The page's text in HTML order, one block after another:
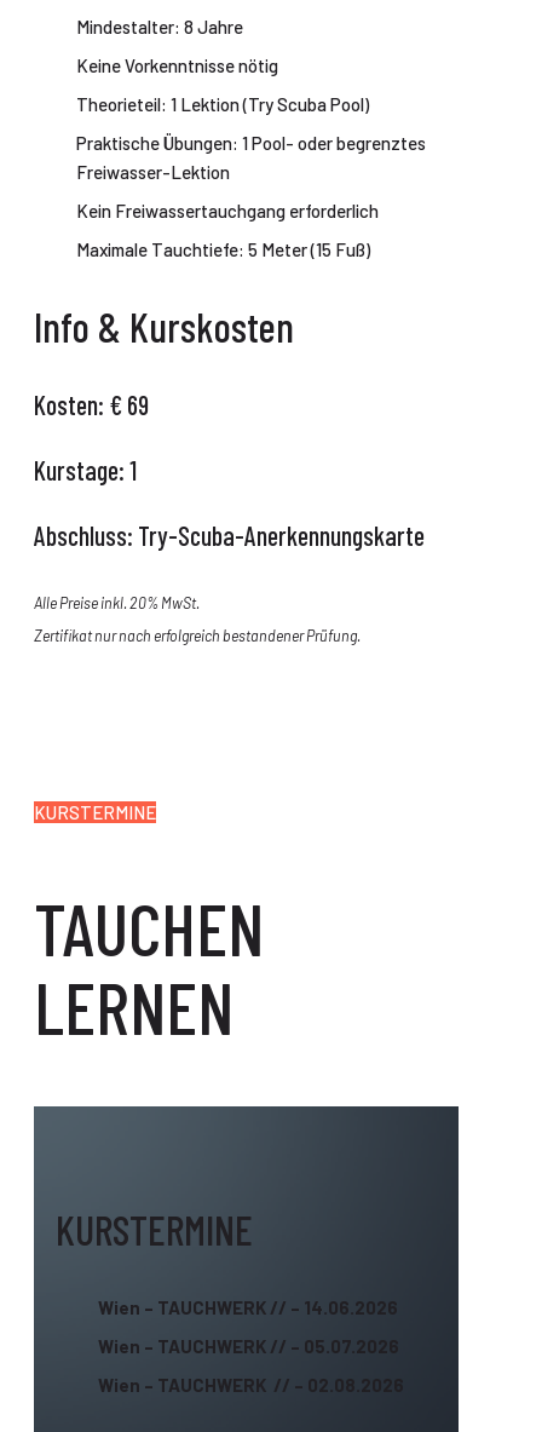
Anfänger //
Mindestalter: 8 Jahre
Keine Vorkenntnisse nötig
Theorieteil: 1 Lektion (Try Scuba Pool)
Praktische Übungen: 1 Pool- oder begrenztes
Freiwasser-Lektion
Kein Freiwassertauchgang erforderlich
Maximale Tauchtiefe: 5 Meter (15 Fuß)
Info & Kurskosten
Kosten: €69
Kurstage:1
Abschluss: Try-Scuba-Anerkennungskarte
Alle Preise inkl. 20% MwSt.
Zertifikat nur nach erfolgreich bestandener Prüfung.
KURSTERMINE
TAUCHEN
LERNEN
KURSTERMINE
Wien – TAUCHWERK // – 14.06.2026
Wien – TAUCHWERK // – 05.07.2026
Wien – TAUCHWERK // – 02.08.2026